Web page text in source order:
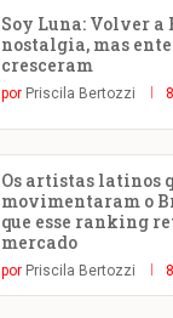
Soy Luna: Volver a
nostalgia, mas
cresceram
por Priscila Bertozzi
Os artistas latinos
movimentaram o
que esse ranking
mercado
por Priscila Bertozzi